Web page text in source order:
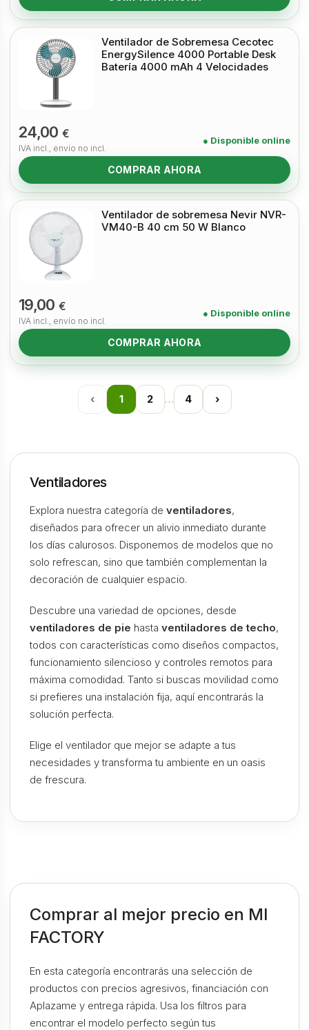
Ventilador de Sobremesa Cecotec
EnergySilence 4000 Portable Desk
Batería 4000 mAh 4 Velocidades
24,00€
IVA incl., envío no incl.
● Disponible online
COMPRAR AHORA
Ventilador de sobremesa Nevir NVR-
VM40-B 40 cm 50 W Blanco
19,00€
IVA incl., envío no incl.
● Disponible online
COMPRAR AHORA
‹ 1 2 … 4 ›
Ventiladores
Explora nuestra categoría de ventiladores,
diseñados para ofrecer un alivio inmediato durante
los días calurosos. Disponemos de modelos que no
solo refrescan, sino que también complementan la
decoración de cualquier espacio.
Descubre una variedad de opciones, desde
ventiladores de pie hasta ventiladores de techo,
todos con características como diseños compactos,
funcionamiento silencioso y controles remotos para
máxima comodidad. Tanto si buscas movilidad como
si prefieres una instalación fija, aquí encontrarás la
solución perfecta.
Elige el ventilador que mejor se adapte a tus
necesidades y transforma tu ambiente en un oasis
de frescura.
Comprar al mejor precio en MI
FACTORY
En esta categoría encontrarás una selección de
productos con precios agresivos, financiación con
Aplazame y entrega rápida. Usa los filtros para
encontrar el modelo perfecto según tus